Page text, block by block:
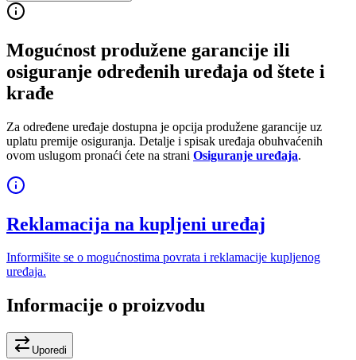
Mogućnost produžene garancije ili
osiguranje određenih uređaja od štete i
krađe
Za određene uređaje dostupna je opcija produžene garancije uz
uplatu premije osiguranja. Detalje i spisak uređaja obuhvaćenih
ovom uslugom pronaći ćete na strani Osiguranje uređaja.
Reklamacija na kupljeni uređaj
Informišite se o mogućnostima povrata i reklamacije kupljenog
uređaja.
Informacije o proizvodu
Uporedi